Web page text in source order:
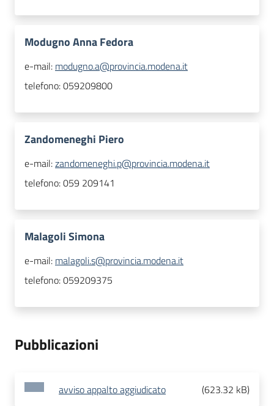
Modugno Anna Fedora
e-mail: modugno.a@provincia.modena.it
telefono:059209800
Zandomeneghi Piero
e-mail:zandomeneghi.p@provincia.modena.it
telefono:059 209141
Malagoli Simona
e-mail: malagoli.s@provincia.modena.it
telefono:059209375
Pubblicazioni
avviso appalto aggiudicato (623.32 kB)